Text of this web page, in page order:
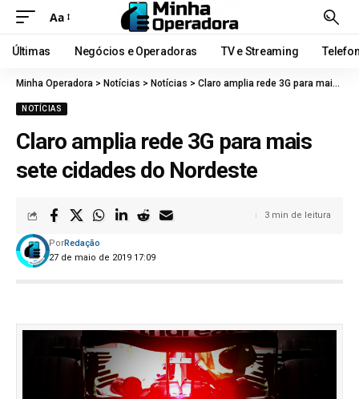
Aa
Últimas Negócios e Operadoras TV e Streaming
Minha Operadora > Notícias > Notícias > Claro amplia rede 3G para mais sete cidades do Nordeste
NOTÍCIAS
Claro amplia rede 3G para mais
sete cidades do Nordeste
27 de maio de 2019 17:09
PorRedação
3 min de leitura